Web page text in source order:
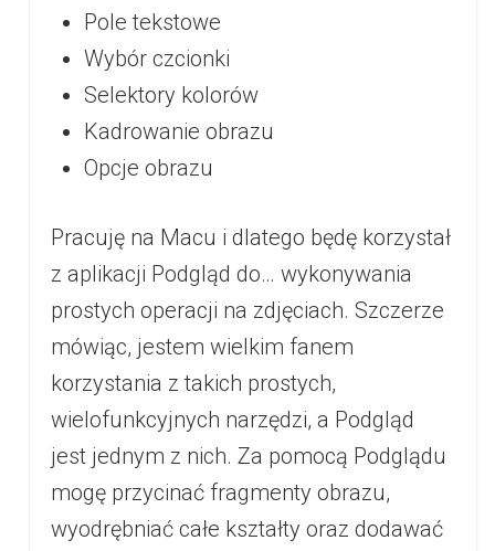
Pole tekstowe
Wybór czcionki
Selektory kolorów
Kadrowanie obrazu
Opcje obrazu
Pracuję na Macu i dlatego będę korzystał
z aplikacji Podgląd do… wykonywania
prostych operacji na zdjęciach. Szczerze
mówiąc, jestem wielkim fanem
korzystania z takich prostych,
wielofunkcyjnych narzędzi, a Podgląd
jest jednym z nich. Za pomocą Podglądu
mogę przycinać fragmenty obrazu,
wyodrębniać całe kształty oraz dodawać